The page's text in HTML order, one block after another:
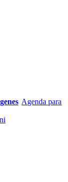
Agenda para